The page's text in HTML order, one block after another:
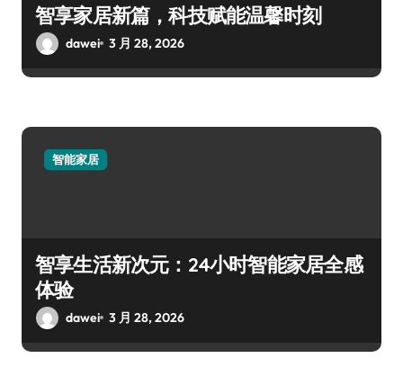
智享家居新篇，科技赋能温馨时刻
dawei 3 月 28, 2026
智能家居
智享生活新次元：24小时智能家居全感
体验
dawei 3 月 28, 2026